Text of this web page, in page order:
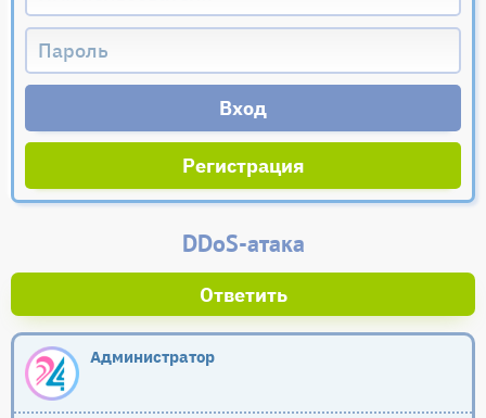
Регистрация
DDoS-атака
Ответить
Администратор